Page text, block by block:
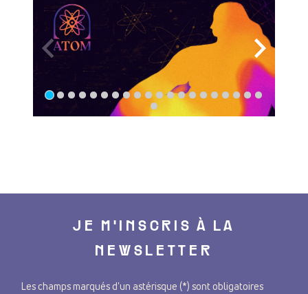
JE M'INSCRIS À LA
NEWSLETTER
Les champs marqués d'un astérisque (*) sont obligatoires